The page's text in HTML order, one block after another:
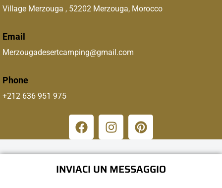
Village Merzouga , 52202 Merzouga, Morocco
Email
Merzougadesertcamping@gmail.com
Phone
+212 636 951 975
INVIACI UN MESSAGGIO